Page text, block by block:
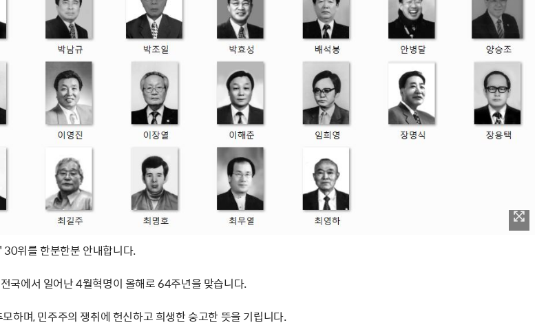
위를 한분한분 안내합니다.
국에서 일어난 4월혁명이 올해로 64주년을 맞습니다.
하며, 민주주의 쟁취에 헌신하고 희생한 숭고한 뜻을 기립니다.